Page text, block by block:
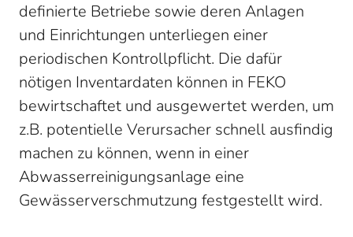
definierte Betriebe sowie deren Anlagen
und Einrichtungen unterliegen einer
periodischen Kontrollpflicht. Die dafür
nötigen Inventardaten können in FEKO
bewirtschaftet und ausgewertet werden, um
z.B. potentielle Verursacher schnell ausfindig
machen zu können, wenn in einer
Abwasserreinigungsanlage eine
Gewässerverschmutzung festgestellt wird.